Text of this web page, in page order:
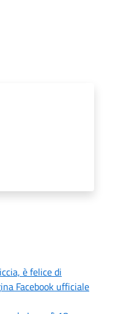
è felice di
Facebook ufficiale